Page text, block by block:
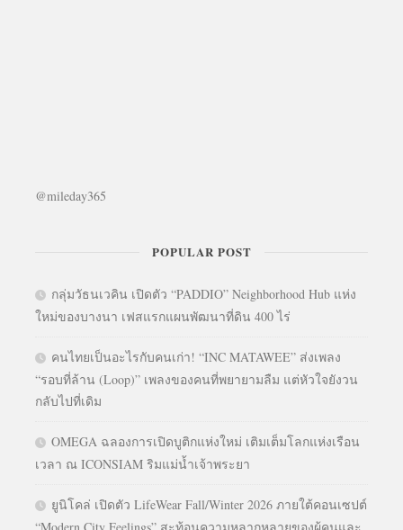
@mileday365
POPULAR POST
กลุ่มวัธนเวคิน เปิดตัว “PADDIO” Neighborhood Hub แห่ง
ใหม่ของบางนา เฟสแรกแผนพัฒนาที่ดิน 400 ไร่
คนไทยเป็นอะไรกับคนเก่า! “INC MATAWEE” ส่งเพลง
“รอบที่ล้าน (Loop)” เพลงของคนที่พยายามลืม แต่หัวใจยังวน
กลับไปที่เดิม
OMEGA ฉลองการเปิดบูติกแห่งใหม่ เติมเต็มโลกแห่งเรือน
เวลา ณ ICONSIAM ริมแม่น้ำเจ้าพระยา
ยูนิโคล่ เปิดตัว LifeWear Fall/Winter 2026 ภายใต้คอนเซปต์